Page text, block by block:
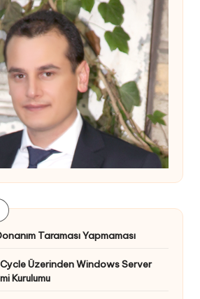
Taraması Yapmaması
Üzerinden Windows Server
Kurulumu